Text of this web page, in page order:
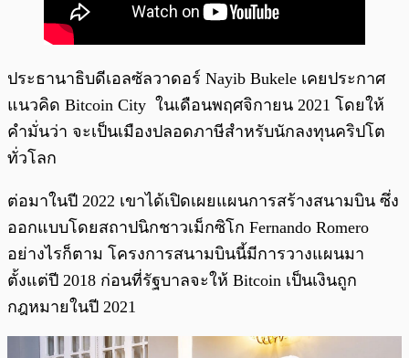
ประธานาธิบดีเอลซัลวาดอร์ Nayib Bukele เคยประกาศ
แนวคิด Bitcoin City ในเดือนพฤศจิกายน 2021 โดยให้
คำมั่นว่า จะเป็นเมืองปลอดภาษีสำหรับนักลงทุนคริปโต
ทั่วโลก
ต่อมาในปี 2022 เขาได้เปิดเผยแผนการสร้างสนามบิน ซึ่ง
ออกแบบโดยสถาปนิกชาวเม็กซิโก Fernando Romero
อย่างไรก็ตาม โครงการสนามบินนี้มีการวางแผนมา
ตั้งแต่ปี 2018 ก่อนที่รัฐบาลจะให้ Bitcoin เป็นเงินถูก
กฎหมายในปี 2021